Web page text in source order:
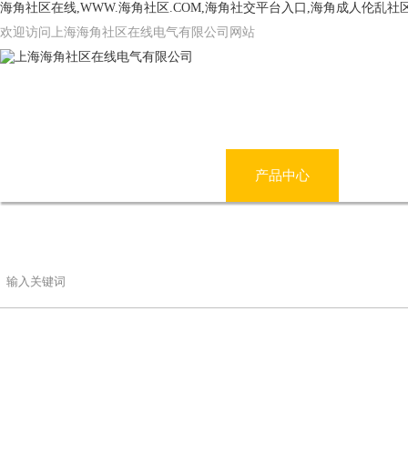
海角社区在线,WWW.海角社区.COM,海角社交平台入口,海角成人伦乱社
欢迎访问上海海角社区在线电气有限公司网站
产品中心